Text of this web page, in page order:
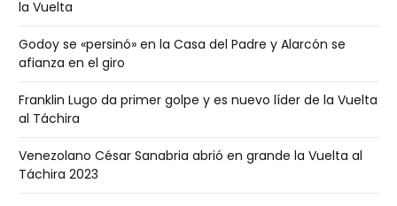
la Vuelta
Godoy se «persinó» en la Casa del Padre y Alarcón se
afianza en el giro
Franklin Lugo da primer golpe y es nuevo líder de la Vuelta
al Táchira
Venezolano César Sanabria abrió en grande la Vuelta al
Táchira 2023